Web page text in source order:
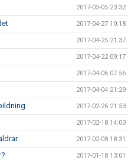
2017-05-05 23:32
2017-04-27 10:18
2017-04-25 21:37
2017-04-22 09:17
2017-04-06 07:56
2017-04-04 21:29
2017-02-26 21:53
2017-02-18 14:03
2017-02-08 18:31
2017-01-18 13:01